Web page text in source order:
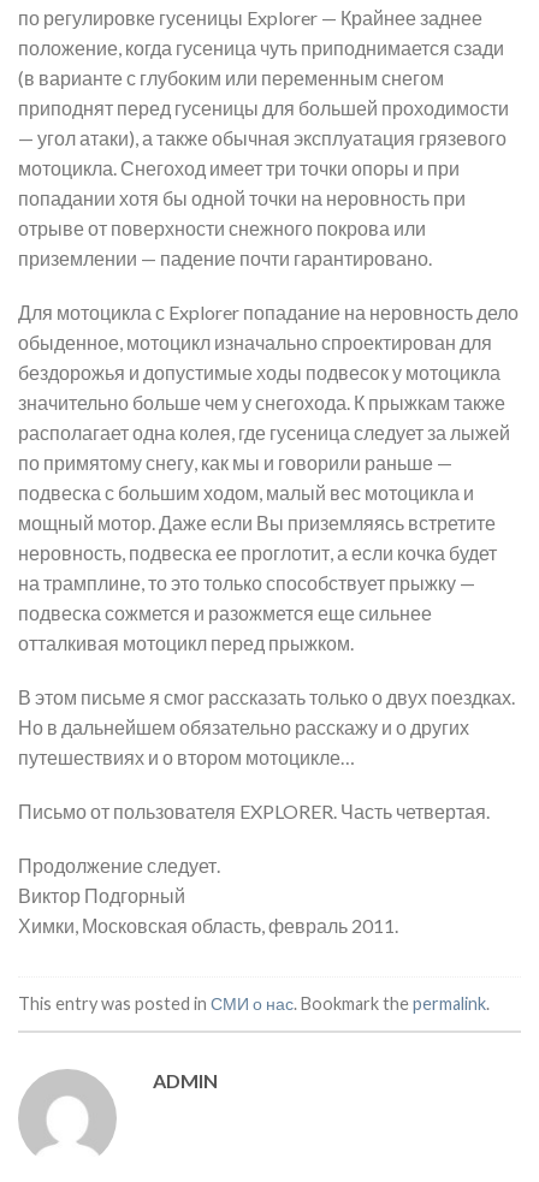
по регулировке гусеницы Explorer — Крайнее заднее
положение, когда гусеница чуть приподнимается сзади
(в варианте с глубоким или переменным снегом
приподнят перед гусеницы для большей проходимости
— угол атаки), а также обычная эксплуатация грязевого
мотоцикла. Снегоход имеет три точки опоры и при
попадании хотя бы одной точки на неровность при
отрыве от поверхности снежного покрова или
приземлении — падение почти гарантировано.
Для мотоцикла с Explorer попадание на неровность дело
обыденное, мотоцикл изначально спроектирован для
бездорожья и допустимые ходы подвесок у мотоцикла
значительно больше чем у снегохода. К прыжкам также
располагает одна колея, где гусеница следует за лыжей
по примятому снегу, как мы и говорили раньше —
подвеска с большим ходом, малый вес мотоцикла и
мощный мотор. Даже если Вы приземляясь встретите
неровность, подвеска ее проглотит, а если кочка будет
на трамплине, то это только способствует прыжку —
подвеска сожмется и разожмется еще сильнее
отталкивая мотоцикл перед прыжком.
В этом письме я смог рассказать только о двух поездках.
Но в дальнейшем обязательно расскажу и о других
путешествиях и о втором мотоцикле…
Письмо от пользователя EXPLORER. Часть четвертая.
Продолжение следует.
Виктор Подгорный
Химки, Московская область, февраль 2011.
This entry was posted in СМИ о нас. Bookmark thepermalink.
ADMIN